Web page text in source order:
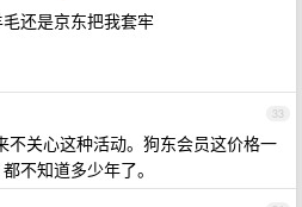
还是京东把我套牢
33
不关心这种活动。狗东会员这价格一
不知道多少年了。